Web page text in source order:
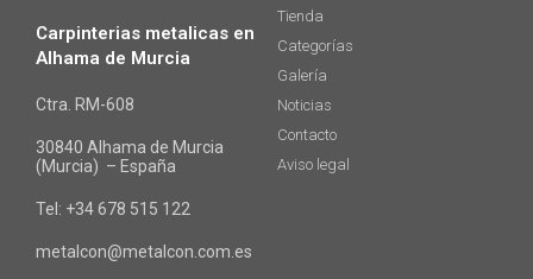
Carpinterias metalicas en
Alhama de Murcia
Ctra. RM-608
30840 Alhama de Murcia
(Murcia) – España
Tel: +34 678 515 122
metalcon@metalcon.com.es
Tienda
Categorías
Galería
Noticias
Contacto
Aviso legal